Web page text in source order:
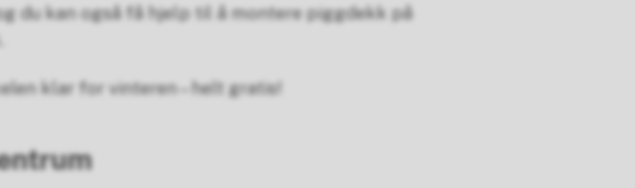
du kan også få hjelp til å montere piggdekk på
klar for vinteren – helt gratis!